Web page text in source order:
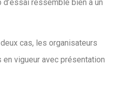
ressemble bien à un
cas, les organisateurs
vigueur avec présentation